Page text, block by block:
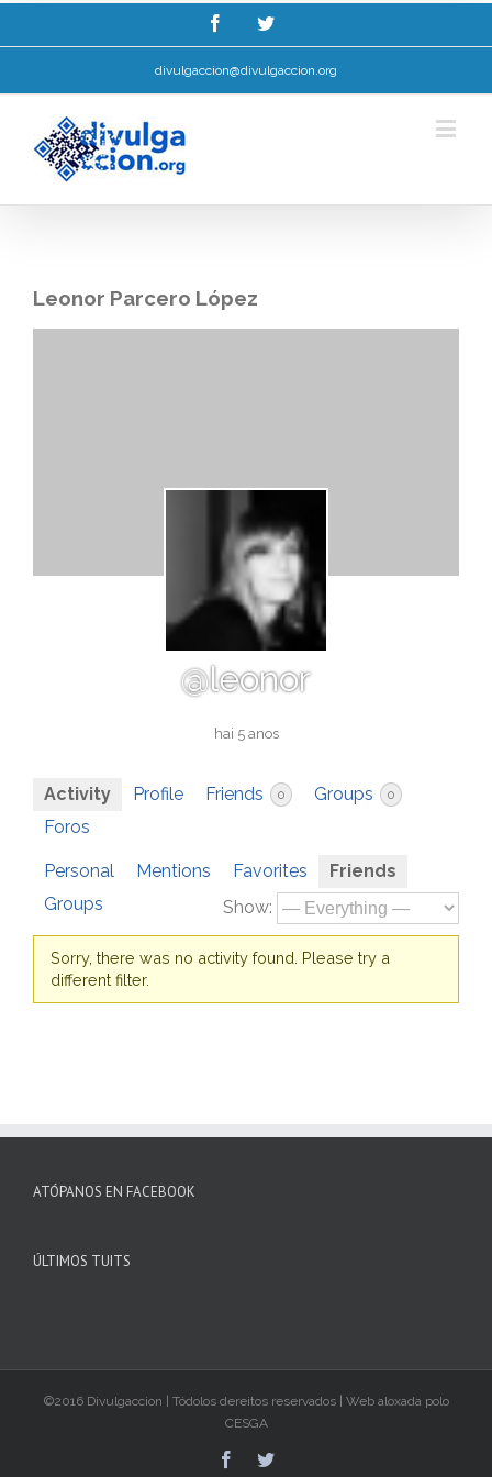
divulgaccion@divulgaccion.org
Leonor Parcero López
@leonor
hai 5 anos
Activity Profile Friends 0 Groups 0
Foros
Personal Mentions Favorites
Friends
Groups
Show:
Sorry, there was no activity found. Please try a
different filter.
ATÓPANOS EN FACEBOOK
ÚLTIMOS TUITS
©2016 Divulgaccion | Tódolos dereitos reservados | Web aloxada polo
CESGA
Esta web utiliza cookies para mellorar a súa experiencia de navegación.